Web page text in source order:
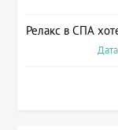
Релакс в СПА